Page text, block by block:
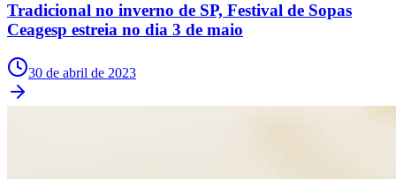
Champions League
Premier League
La Liga
Mundial 2026
Times - Ir direto
Tradicional no inverno de SP, Festival de Sopas
Ceagesp estreia no dia 3 de maio
30 de abril de 2023